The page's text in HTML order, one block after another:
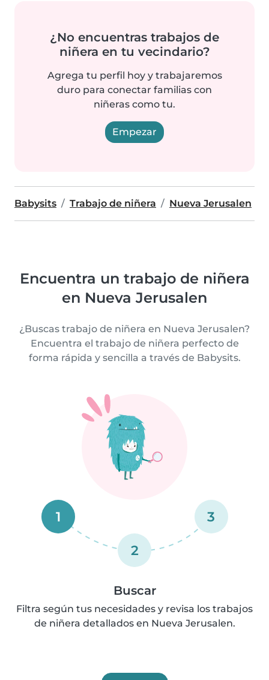
¿No encuentras trabajos de
niñera en tu vecindario?
Agrega tu perfil hoy y trabajaremos
duro para conectar familias con
niñeras como tu.
Empezar
Babysits Trabajo de niñera Nueva Jerusalen
Encuentra un trabajo de niñera
en Nueva Jerusalen
¿Buscas trabajo de niñera en Nueva Jerusalen?
Encuentra el trabajo de niñera perfecto de
forma rápida y sencilla a través de Babysits.
1
2
3
Buscar
Filtra según tus necesidades y revisa los trabajos
de niñera detallados en Nueva Jerusalen.